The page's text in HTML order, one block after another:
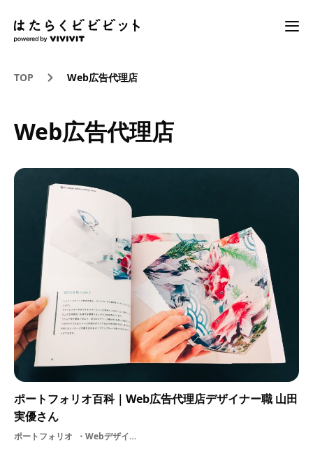
TOP Web広告代理店
Web広告代理店
ポートフォリオ百科｜Web広告代理店デザイナー職 山田
実優さん
ポートフォリオ WebデザイナーWeb広告代理店グラフィックデザイナー内定内定者冊子